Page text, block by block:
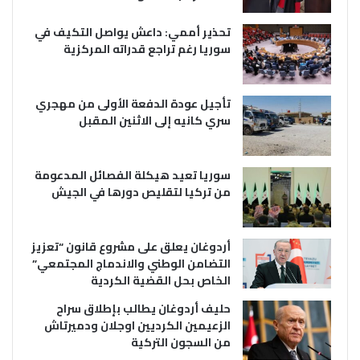
تحذير أممي: داعش يواصل التكيف في
سوريا رغم تراجع قدراته المركزية
تأجيل عودة الدفعة الأولى من مهجري
سري كانيه إلى الاثنين المقبل
سوريا تعيد هيكلة الفصائل المدعومة
من تركيا لتقليص دورها في الجيش
أردوغان يعلق على مشروع قانون “تعزيز
التضامن الوطني والاندماج المجتمعي”
الخاص بحل القضية الكردية
حليف أردوغان يطالب بإطلاق سراح
الزعيمين الكرديين اوجلان ودميرتاش
من السجون التركية